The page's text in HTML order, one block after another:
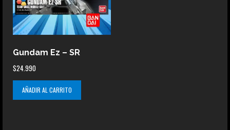
Gundam Ez – SR
$24.990
AÑADIR AL CARRITO